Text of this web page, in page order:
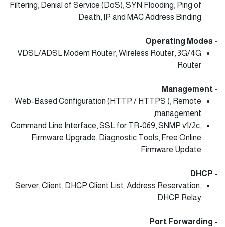
Filtering, Denial of Service (DoS), SYN Flooding, Ping of
Death, IP and MAC Address Binding
- Operating Modes
VDSL/ADSL Modem Router, Wireless Router, 3G/4G
Router
- Management
Web-Based Configuration (HTTP / HTTPS ), Remote
management,
Command Line Interface, SSL for TR-069, SNMP v1/2c,
Firmware Upgrade, Diagnostic Tools, Free Online
Firmware Update
- DHCP
Server, Client, DHCP Client List, Address Reservation,
DHCP Relay
- Port Forwarding